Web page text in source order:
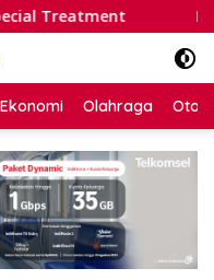
Heboh
Ekonomi Olahraga